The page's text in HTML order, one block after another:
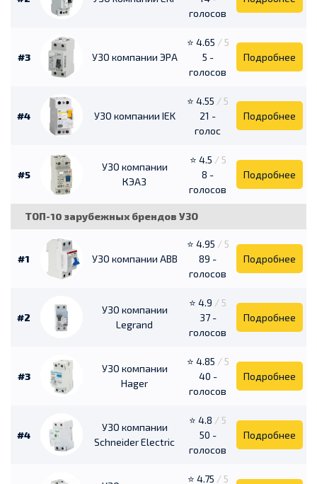
голосов
#3 УЗО компании ЭРА
⭐ 4.65 / 5
5 -
голосов
Подробнее
#4 УЗО компании IEK
⭐ 4.55 / 5
21 -
голос
Подробнее
#5
УЗО компании
КЭАЗ
⭐ 4.5 / 5
8 -
голосов
Подробнее
ТОП-10 зарубежных брендов УЗО
#1 УЗО компании ABB
⭐ 4.95 / 5
89 -
голосов
Подробнее
#2
УЗО компании
Legrand
⭐ 4.9 / 5
37 -
голосов
Подробнее
#3
УЗО компании
Hager
⭐ 4.85 / 5
40 -
голосов
Подробнее
#4
УЗО компании
Schneider Electric
⭐ 4.8 / 5
50 -
голосов
Подробнее
⭐ 4.75 / 5